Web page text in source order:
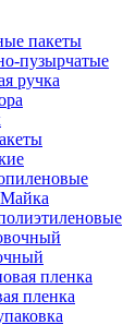
пакеты
пузырчатые
ручка
пленка